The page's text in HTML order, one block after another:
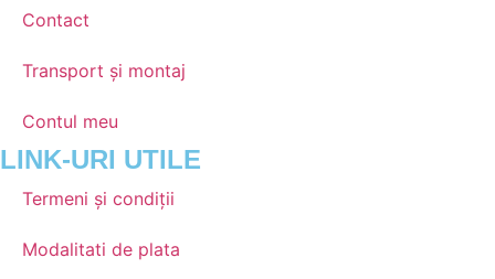
Contact
Transport și montaj
Contul meu
LINK-URI UTILE
Termeni și condiții
Modalitati de plata